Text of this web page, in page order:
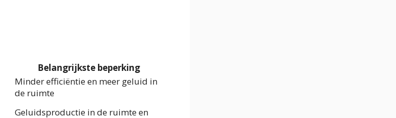
Belangrijkste beperking
Minder efficiëntie en meer geluid in
de ruimte
Geluidsproductie in de ruimte en